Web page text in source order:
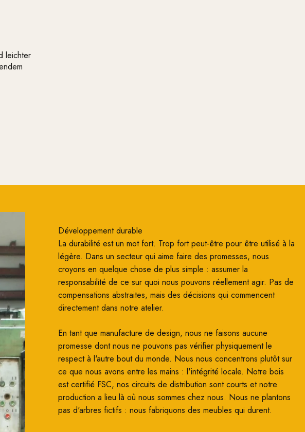
leichter
Développement durable
La durabilité est un mot fort. Trop fort peut-être pour être utilisé à la
légère. Dans un secteur qui aime faire des promesses, nous
croyons en quelque chose de plus simple : assumer la
responsabilité de ce sur quoi nous pouvons réellement agir. Pas de
compensations abstraites, mais des décisions qui commencent
directement dans notre atelier.
En tant que manufacture de design, nous ne faisons aucune
promesse dont nous ne pouvons pas vérifier physiquement le
respect à l'autre bout du monde. Nous nous concentrons plutôt sur
ce que nous avons entre les mains : l'intégrité locale. Notre bois
est certifié FSC, nos circuits de distribution sont courts et notre
production a lieu là où nous sommes chez nous. Nous ne plantons
pas d'arbres fictifs : nous fabriquons des meubles qui durent.